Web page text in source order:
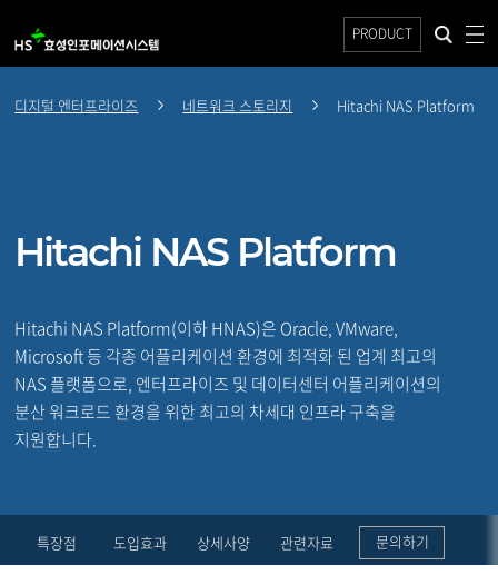
PRODUCT
디지털 엔터프라이즈 네트워크 스토리지 Hitachi NAS Platform
Hitachi NAS Platform
Hitachi NAS Platform(이하 HNAS)은 Oracle, VMware,
Microsoft 등 각종 어플리케이션 환경에 최적화 된 업계 최고의
NAS 플랫폼으로, 엔터프라이즈 및 데이터센터 어플리케이션의
분산 워크로드 환경을 위한 최고의 차세대 인프라 구축을
지원합니다.
Hitachi NAS Platform
특장점 도입효과 상세사양 관련자료 문의하기